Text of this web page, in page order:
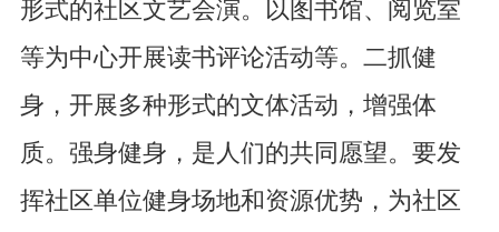
形式的社区文艺会演。以图书馆、阅览室
等为中心开展读书评论活动等。二抓健
身，开展多种形式的文体活动，增强体
质。强身健身，是人们的共同愿望。要发
挥社区单位健身场地和资源优势，为社区